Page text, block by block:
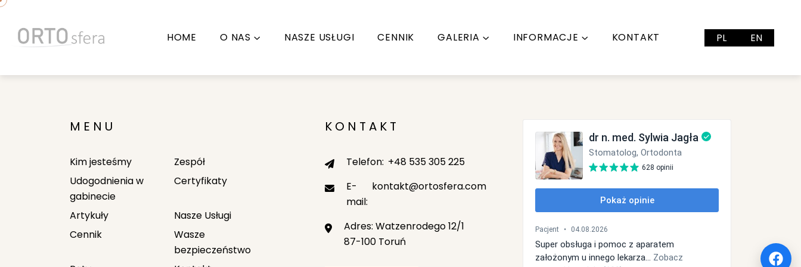
HOME O NAS NASZE USŁUGI CENNIK GALERIA INFORMACJE KONTAKT PL EN
MENU
Kim jesteśmy
Zespół
Udogodnienia w
gabinecie
Certyfikaty
Artykuły
Nasze Usługi
Cennik
Wasze
bezpieczeństwo
KONTAKT
Telefon: +48 535 305 225
E-
mail:
kontakt@ortosfera.com
Adres: Watzenrodego 12/1
87-100 Toruń